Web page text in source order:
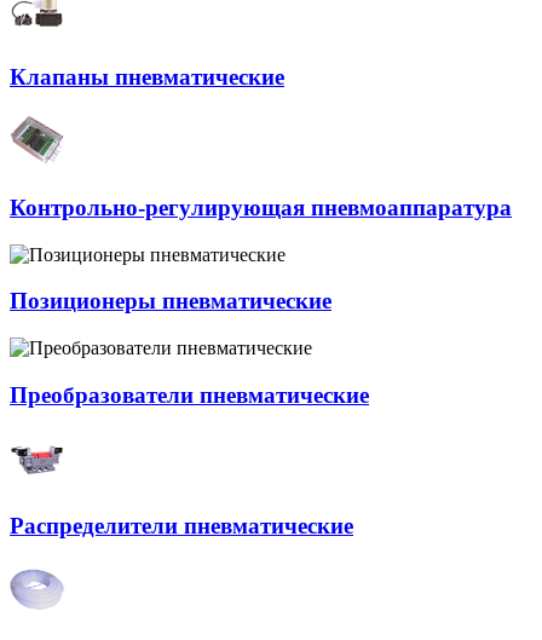
Клапаны пневматические
Контрольно-регулирующая пневмоаппаратура
Позиционеры пневматические
Преобразователи пневматические
Распределители пневматические